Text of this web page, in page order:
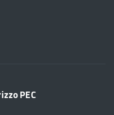
PEC